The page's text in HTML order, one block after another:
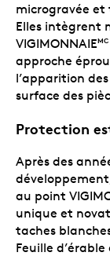
microgravée
Elles intègrent
VIGIMONNAIEMC
approche
l’apparition
surface des
Protection
Après des
au point
unique et
taches
Feuille